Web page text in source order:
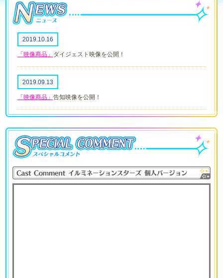
2019.10.16
「映像商品」 ダイジェスト映像を公開！
2019.09.13
「映像商品」 告知映像を公開！
「映像商品」を公開！
2019.03.08
ライブビューイング上映劇場 当日券発売に関するご案内